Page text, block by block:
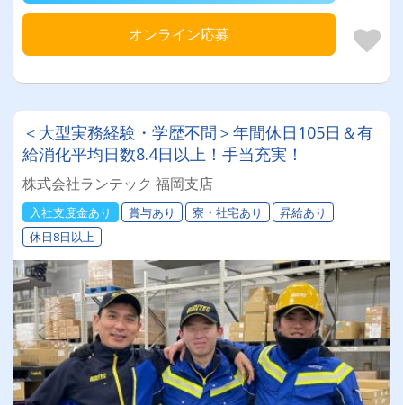
オンライン応募
＜大型実務経験・学歴不問＞年間休日105日＆有
給消化平均日数8.4日以上！手当充実！
株式会社ランテック 福岡支店
入社支度金あり 賞与あり 寮・社宅あり
昇給あり
休日8日以上